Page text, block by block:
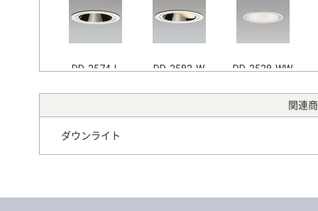
DD-3574-L DD-3582-W DD-3538-WW
関連
ダウンライト